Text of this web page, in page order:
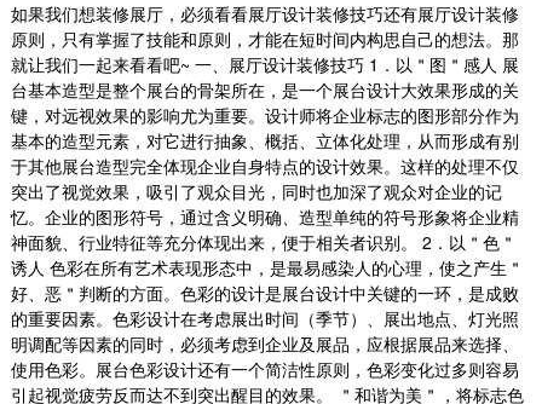
如果我们想装修展厅，必须看看展厅设计装修技巧还有展厅设计装修
原则，只有掌握了技能和原则，才能在短时间内构思自己的想法。那
就让我们一起来看看吧~ 一、展厅设计装修技巧 1．以＂图＂感人 展
台基本造型是整个展台的骨架所在，是一个展台设计大效果形成的关
键，对远视效果的影响尤为重要。设计师将企业标志的图形部分作为
基本的造型元素，对它进行抽象、概括、立体化处理，从而形成有别
于其他展台造型完全体现企业自身特点的设计效果。这样的处理不仅
突出了视觉效果，吸引了观众目光，同时也加深了观众对企业的记
忆。企业的图形符号，通过含义明确、造型单纯的符号形象将企业精
神面貌、行业特征等充分体现出来，便于相关者识别。 2．以＂色＂
诱人 色彩在所有艺术表现形态中，是最易感染人的心理，使之产生＂
好、恶＂判断的方面。色彩的设计是展台设计中关键的一环，是成败
的重要因素。色彩设计在考虑展出时间（季节）、展出地点、灯光照
明调配等因素的同时，必须考虑到企业及展品，应根据展品来选择、
使用色彩。展台色彩设计还有一个简洁性原则，色彩变化过多则容易
引起视觉疲劳反而达不到突出醒目的效果。 ＂和谐为美＂，将标志色